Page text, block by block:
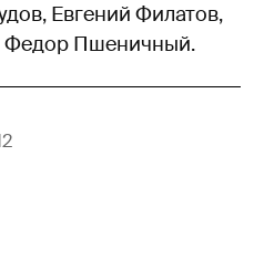
Евгений Филатов,
Федор Пшеничный.